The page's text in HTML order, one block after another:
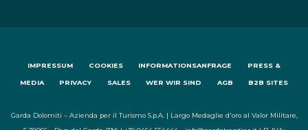
IMPRESSUM COOKIES INFORMATIONSANFRAGE PRESS &
MEDIA PRIVACY SALES WER WIR SIND AGB B2B SITES
Garda Dolomiti – Azienda per il Turismo S.p.A. | Largo Medaglie d'oro al Valor Militare,